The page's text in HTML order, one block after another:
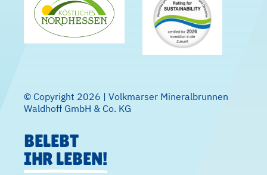
BELEBT
IHR LEBEN!
© Copyright 2026 | Volkmarser Mineralbrunnen
Waldhoff GmbH & Co. KG